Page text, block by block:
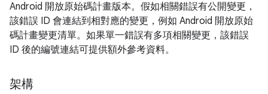
Android 開放原始碼計畫版本。假如相關錯誤有公開變更，
該錯誤 ID 會連結到相對應的變更，例如 Android 開放原始
碼計畫變更清單。如果單一錯誤有多項相關變更，該錯誤
ID 後的編號連結可提供額外參考資料。
架構